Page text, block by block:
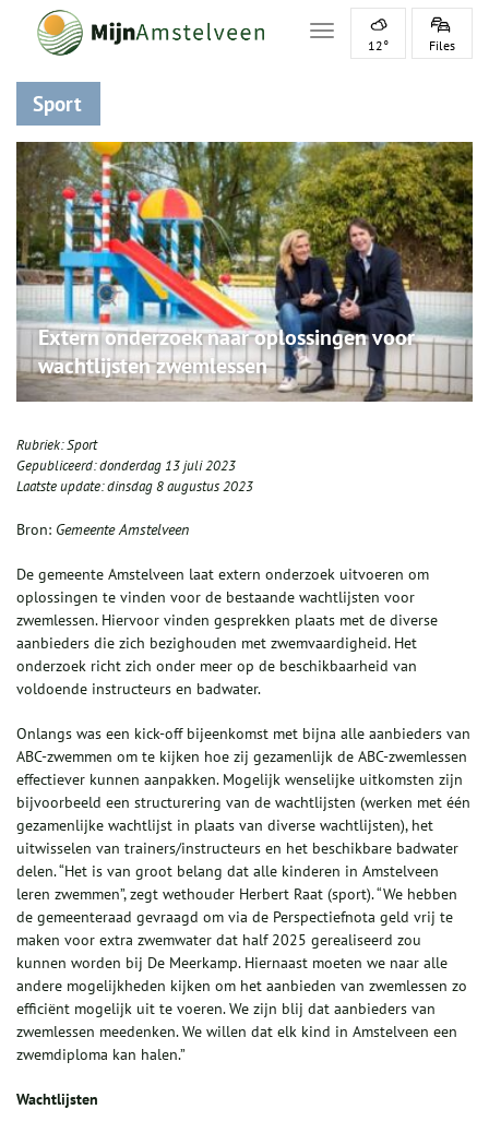
Toggle navigation
12° Files
Sport
Extern onderzoek naar oplossingen voor
wachtlijsten zwemlessen
Rubriek:Sport
Gepubliceerd:donderdag 13 juli 2023
Laatste update:dinsdag 8 augustus 2023
Bron: Gemeente Amstelveen
De gemeente Amstelveen laat extern onderzoek uitvoeren om
oplossingen te vinden voor de bestaande wachtlijsten voor
zwemlessen. Hiervoor vinden gesprekken plaats met de diverse
aanbieders die zich bezighouden met zwemvaardigheid. Het
onderzoek richt zich onder meer op de beschikbaarheid van
voldoende instructeurs en badwater.
Onlangs was een kick-off bijeenkomst met bijna alle aanbieders van
ABC-zwemmen om te kijken hoe zij gezamenlijk de ABC-zwemlessen
effectiever kunnen aanpakken. Mogelijk wenselijke uitkomsten zijn
bijvoorbeeld een structurering van de wachtlijsten (werken met één
gezamenlijke wachtlijst in plaats van diverse wachtlijsten), het
uitwisselen van trainers/instructeurs en het beschikbare badwater
delen. “Het is van groot belang dat alle kinderen in Amstelveen
leren zwemmen”, zegt wethouder Herbert Raat (sport). “We hebben
de gemeenteraad gevraagd om via de Perspectiefnota geld vrij te
maken voor extra zwemwater dat half 2025 gerealiseerd zou
kunnen worden bij De Meerkamp. Hiernaast moeten we naar alle
andere mogelijkheden kijken om het aanbieden van zwemlessen zo
efficiënt mogelijk uit te voeren. We zijn blij dat aanbieders van
zwemlessen meedenken. We willen dat elk kind in Amstelveen een
zwemdiploma kan halen.”
Wachtlijsten